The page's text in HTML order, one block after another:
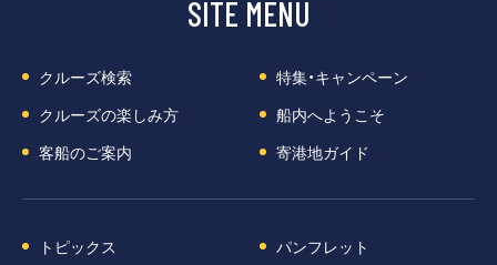
SITE MENU
クルーズ検索
特集・キャンペーン
クルーズの楽しみ方
船内へようこそ
客船のご案内
寄港地ガイド
トピックス
パンフレット